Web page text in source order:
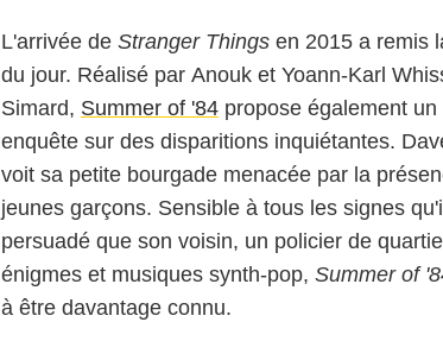
L'arrivée de Stranger Things en 2015 a remis
du jour. Réalisé par Anouk et Yoann-Karl
Simard, Summer of '84 propose également
enquête sur des disparitions inquiétantes.
voit sa petite bourgade menacée par la
jeunes garçons. Sensible à tous les signes
persuadé que son voisin, un policier de
énigmes et musiques synth-pop, Summer of
à être davantage connu.